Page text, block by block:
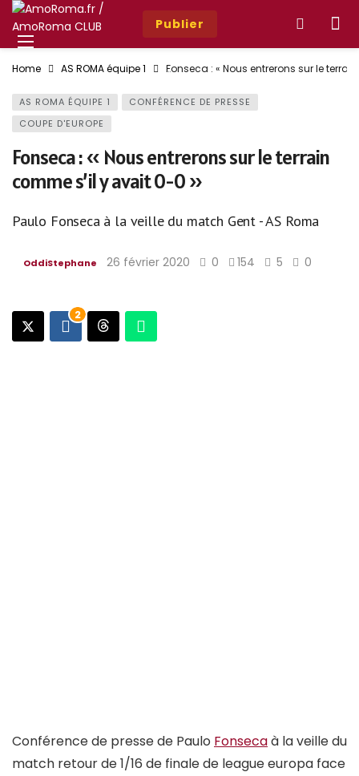
Publier
Home AS ROMA équipe 1 Fonseca : « Nous entrerons sur le
AS ROMA ÉQUIPE 1
CONFÉRENCE DE PRESSE
COUPE D'EUROPE
Fonseca : « Nous entrerons sur le terrain
comme s’il y avait 0-0 »
Paulo Fonseca à la veille du match Gent - AS Roma
OddiStephane 26 février 2020 0 154 5 0
2
Conférence de presse de Paulo Fonsecaà la veille du
match retour de 1/16 de finale de league europa face